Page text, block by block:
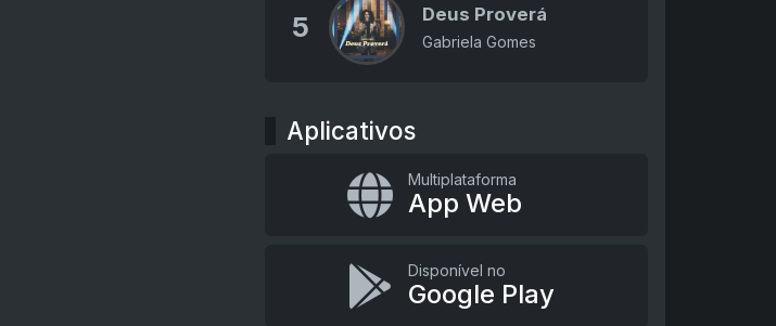
5 Deus Proverá
Gabriela Gomes
Aplicativos
Multiplataforma
App Web
Disponível no
Google Play